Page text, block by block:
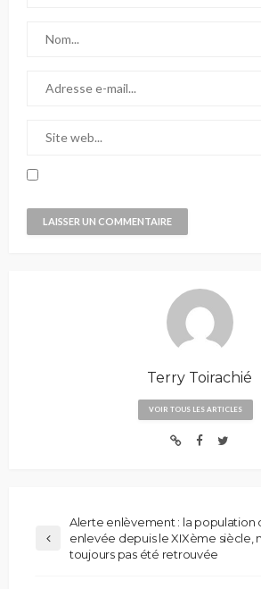
Terry Toirachié
VOIR TOUS LES ARTICLES
Alerte enlèvement : la population
enlevée depuis le XIXème siècle,
toujours pas été retrouvée